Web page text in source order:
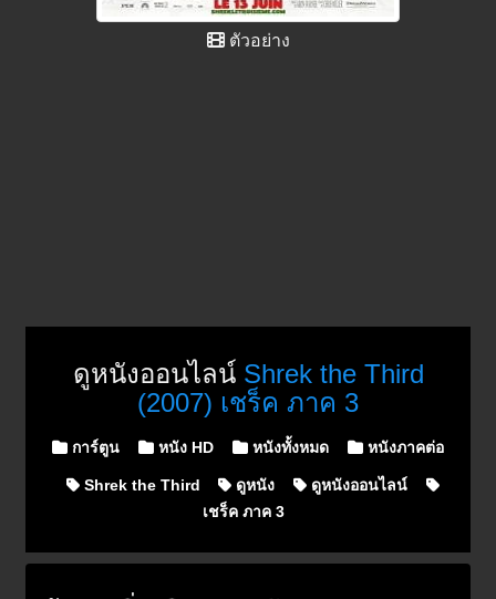
ตัวอย่าง
ดูหนังออนไลน์ Shrek the Third
(2007) เชร็ค ภาค 3
Posted in
การ์ตูน หนัง HD หนังทั้งหมด หนังภาคต่อ
Shrek the Third ดูหนัง
ดูหนังออนไลน์
เชร็ค ภาค 3